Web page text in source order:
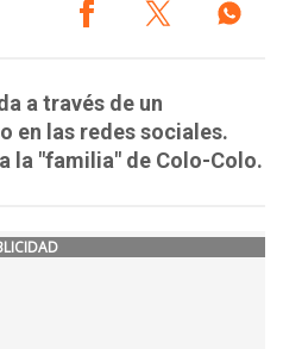
a través de un
en las redes sociales.
la "familia" de Colo-Colo.